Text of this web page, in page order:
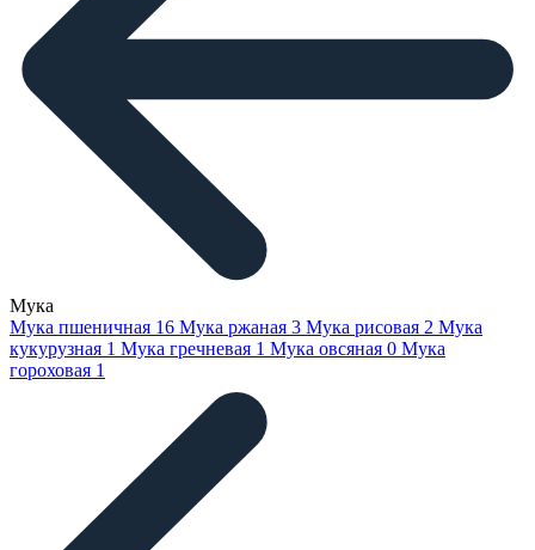
Мука
Мука пшеничная 16 Мука ржаная 3 Мука рисовая 2 Мука
кукурузная 1 Мука гречневая 1 Мука овсяная 0 Мука
гороховая 1